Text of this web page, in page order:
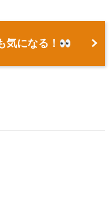
気になる！